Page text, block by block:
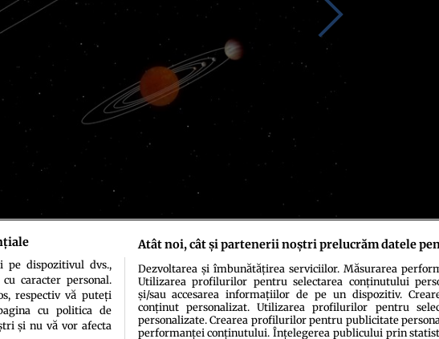
pe dispozitivul dvs.,
caracter personal.
respectiv vă puteți
cu politica de
și nu vă vor afecta
Atât noi, cât și partenerii noștri prelucrăm datele
Dezvoltarea și îmbunătățirea serviciilor. Măsurarea
Utilizarea profilurilor pentru selectarea conținutului
și/sau accesarea informațiilor de pe un dispozitiv.
conținut personalizat. Utilizarea profilurilor pentru
personalizate. Crearea profilurilor pentru publicitate
performanței conținutului. Înțelegerea publicului prin